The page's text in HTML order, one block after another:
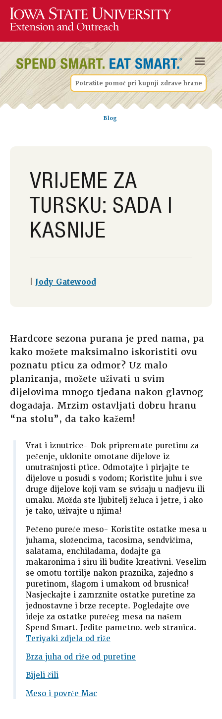
Potražite pomoć pri kupnji zdrave hrane
Blog
VRIJEME ZA
TURSKU: SADA I
KASNIJE
Jody Gatewood
Hardcore sezona purana je pred nama, pa
kako možete maksimalno iskoristiti ovu
poznatu pticu za odmor? Uz malo
planiranja, možete uživati u svim
dijelovima mnogo tjedana nakon glavnog
događaja. Mrzim ostavljati dobru hranu
“na stolu”, da tako kažem!
Vrat i iznutrice- Dok pripremate puretinu za
pečenje, uklonite omotane dijelove iz
unutrašnjosti ptice. Odmotajte i pirjajte te
dijelove u posudi s vodom; Koristite juhu i sve
druge dijelove koji vam se sviđaju u nadjevu ili
umaku. Možda ste ljubitelj želuca i jetre, i ako
je tako, uživajte u njima!
Pečeno pureće meso- Koristite ostatke mesa u
juhama, složencima, tacosima, sendvičima,
salatama, enchiladama, dodajte ga
makaronima i siru ili budite kreativni. Veselim
se omotu tortilje nakon praznika, zajedno s
puretinom, šlagom i umakom od brusnica!
Nasjeckajte i zamrznite ostatke puretine za
jednostavne i brze recepte. Pogledajte ove
ideje za ostatke purećeg mesa na našem
Spend Smart. Jedite pametno. web stranica.
Teriyaki zdjela od riže
Brza juha od riže od puretine
Bijeli čili
Meso i povrće Mac